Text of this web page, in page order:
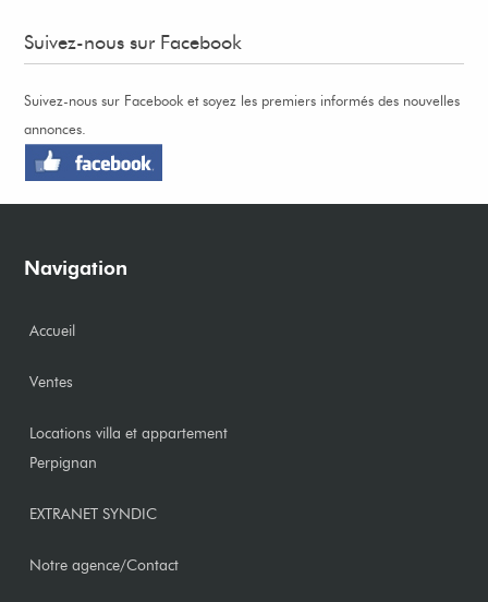
Suivez-nous sur Facebook
Suivez-nous sur Facebook et soyez les premiers informés des nouvelles
annonces.
Navigation
Accueil
Ventes
Locations villa et appartement
Perpignan
EXTRANET SYNDIC
Notre agence/Contact